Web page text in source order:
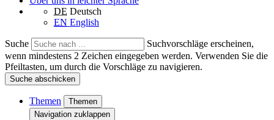
DE Deutsch
EN English
Suche
Suchvorschläge erscheinen,
wenn mindestens 2 Zeichen eingegeben werden. Verwenden Sie die
Pfeiltasten, um durch die Vorschläge zu navigieren.
Suche abschicken
Themen
Themen
Navigation zuklappen